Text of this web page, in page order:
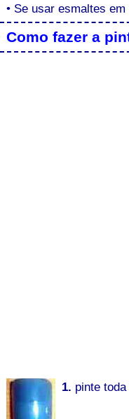
• Se usar esmaltes
Como fazer a
1. pinte